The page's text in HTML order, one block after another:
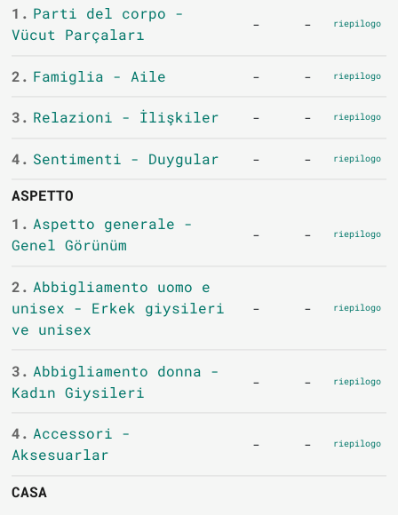
1. Parti del corpo -
Vücut Parçaları
- - riepilogo
2. Famiglia - Aile - - riepilogo
3. Relazioni - İlişkiler - - riepilogo
4. Sentimenti - Duygular - - riepilogo
ASPETTO
1. Aspetto generale -
Genel Görünüm
- - riepilogo
2. Abbigliamento uomo e
unisex - Erkek giysileri
ve unisex
- - riepilogo
3. Abbigliamento donna -
Kadın Giysileri
- - riepilogo
4. Accessori -
Aksesuarlar
- - riepilogo
CASA